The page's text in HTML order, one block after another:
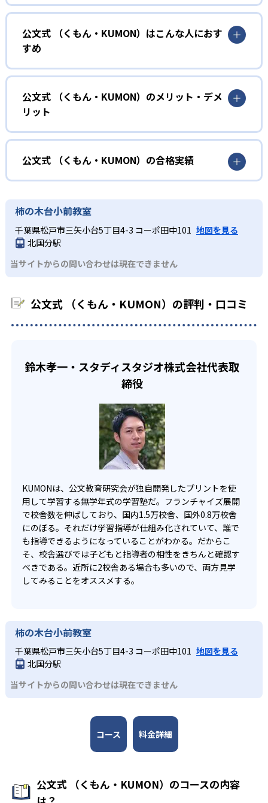
01
無学年式の学力別学習
KUMONでは、年齢や学年にとらわれずに、一人ひとりの学
力に応じたレベルから学習を始めている。
確実に100点が取れるレベルから少しずつ難易度を上げてい
しさを経験できる。
ルステップで進んでいけるよう工夫されている。このスタ
イルは子どもの学習意欲をかき立てるため、教えてもらう
という受け身の姿勢ではなく、自ら進んで学ぶ姿勢を身に
つけられるだろう。
また、自学学習スタイルで学ぶ子どもたちは、自らの学習
課題に気がつくようになる。学年を超えた範囲も学習でき
るため、早い時期から高校教材に進む生徒もいる。
03 フレキシブルな受講スタイル
でも週2回受講できる。そのため、部活や他の習い事で忙し
らのオンライン受講と通室を組み合わせることも可能だ。
公文式 （くもん・KUMON）はこんな人におす
すめ
幼児
小学校に入る準備をしたい幼児向け
KUMONでは細かいステップに分かれた教材で、わかる楽し
さを経験しながら無理なく力を高めていける。
性格や学習への取り組み姿勢に合わせて内容も調整するた
め、小学校に入ってもつまずきにくい学力を身につけられ
るだろう。
中学に向けて苦手教科を克服したい子ども向け
KUMONでは経験豊富な先生が、子どものやる気を引き出せ
るよう適切なヒントを与えたり、声かけをしたりしてい
少しずつ苦手意識を克服できるだろう。
部活や習い事と両立したい生徒向け
KUMONでは、一人ひとりの学習状況やスケジュールに合わ
宿題の量や進め方に関しては、いつでも気軽に相談可能
だ。
公文式 （くもん・KUMON）のメリット・デメ
リット
どんなメリットがある？
KUMONでは自学自習スタイルで勉強するため、集中力や目
標に向かって頑張りやり抜く力を育むことができる。ま
た、年齢や学年にとらわれずに自分の学力に相応したレベ
ルから学習できるため、難しすぎてやる気を損ねたり、簡
単すぎて退屈することもない。
どんなデメリットがある？
KUMONでは、中高生のクラスでも数学・英語・国語の3教
科に限られるため、その他の教科に関しては他塾を検討す
る必要があるだろう。
公文式 （くもん・KUMON）の合格実績
KUMONは、公式サイトでは合格実績は公開していない。志
わせたい。
柿の木台小前教室
千葉県松戸市三矢小台5丁目4-3 コーポ田中101 地図を見る
北国分駅
当サイトからの問い合わせは現在できません
公文式 （くもん・KUMON）の評判・口コミ
鈴木孝一・スタディスタジオ株式会社代表取
締役
KUMONは、公文教育研究会が独自開発したプリントを使
用して学習する無学年式の学習塾だ。フランチャイズ展開
で校舎数を伸ばしており、国内1.5万校舎、国外0.8万校舎
にのぼる。それだけ学習指導が仕組み化されていて、誰で
も指導できるようになっていることがわかる。だからこ
そ、校舎選びでは子どもと指導者の相性をきちんと確認す
べきである。近所に2校舎ある場合も多いので、両方見学
してみることをオススメする。
柿の木台小前教室
千葉県松戸市三矢小台5丁目4-3 コーポ田中101 地図を見る
北国分駅
当サイトからの問い合わせは現在できません
コース 料金詳細
公文式 （くもん・KUMON）のコースの内容